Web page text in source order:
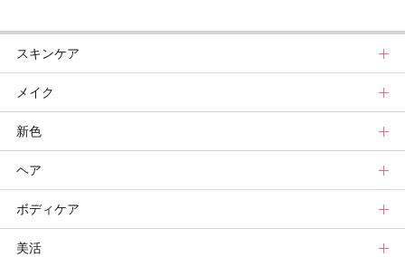
スキンケア
スキンケアトップ
ニュース
スキンケアまとめ
スキンケア診断
メイク
メイクトップ
ニュース
メイクまとめ
ベースメイクカタログ
新色
新色トップ
クリスマスコフレ
秋新色
ヘア
ヘアトップ
ニュース
ボディケア
ボディケアトップ
美活